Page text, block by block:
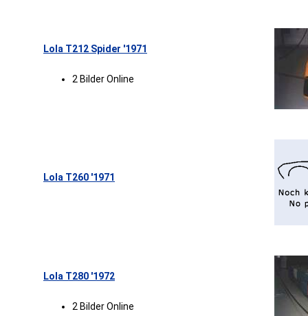
Lola T212 Spider '1971
2 Bilder Online
Lola T260 '1971
Lola T280 '1972
2 Bilder Online